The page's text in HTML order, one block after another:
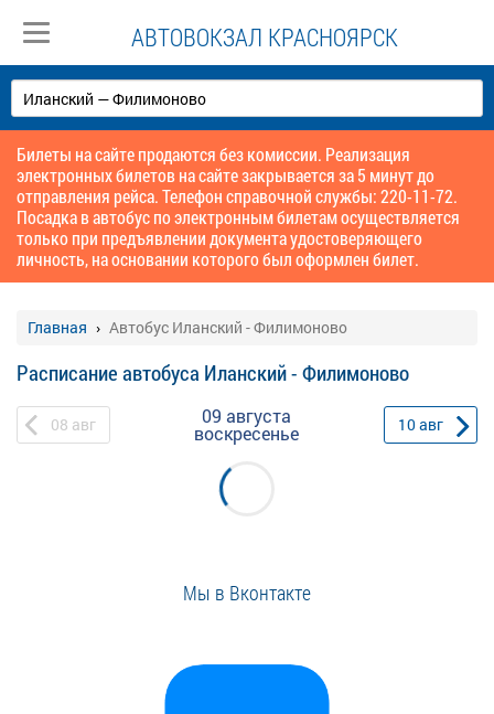
АВТОВОКЗАЛ КРАСНОЯРСК
Билеты на сайте продаются без комиссии. Реализация
электронных билетов на сайте закрывается за 5 минут до
отправления рейса. Телефон справочной службы: 220-11-72.
Посадка в автобус по электронным билетам осуществляется
только при предъявлении документа удостоверяющего
личность, на основании которого был оформлен билет.
Главная Автобус Иланский - Филимоново
Расписание автобуса Иланский - Филимоново
08 авг 09 августа
воскресенье 10авг
Мы в Вконтакте